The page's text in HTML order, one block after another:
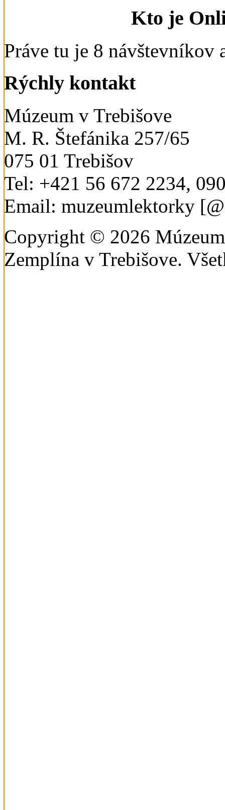
Kto je
Práve tu je 8 návštevníkov
Rýchly kontakt
Múzeum v Trebišove
M. R. Štefánika 257/65
075 01 Trebišov
Tel: +421 56 672 2234,
Email: muzeumlektorky
Copyright © 2026
Zemplína v Trebišove.